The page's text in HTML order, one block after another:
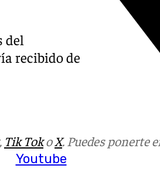
Youtube
del
recibido de
, Tik TokoX. Puedes ponerte